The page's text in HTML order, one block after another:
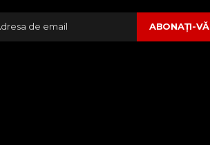
ABONAŢI-VĂ